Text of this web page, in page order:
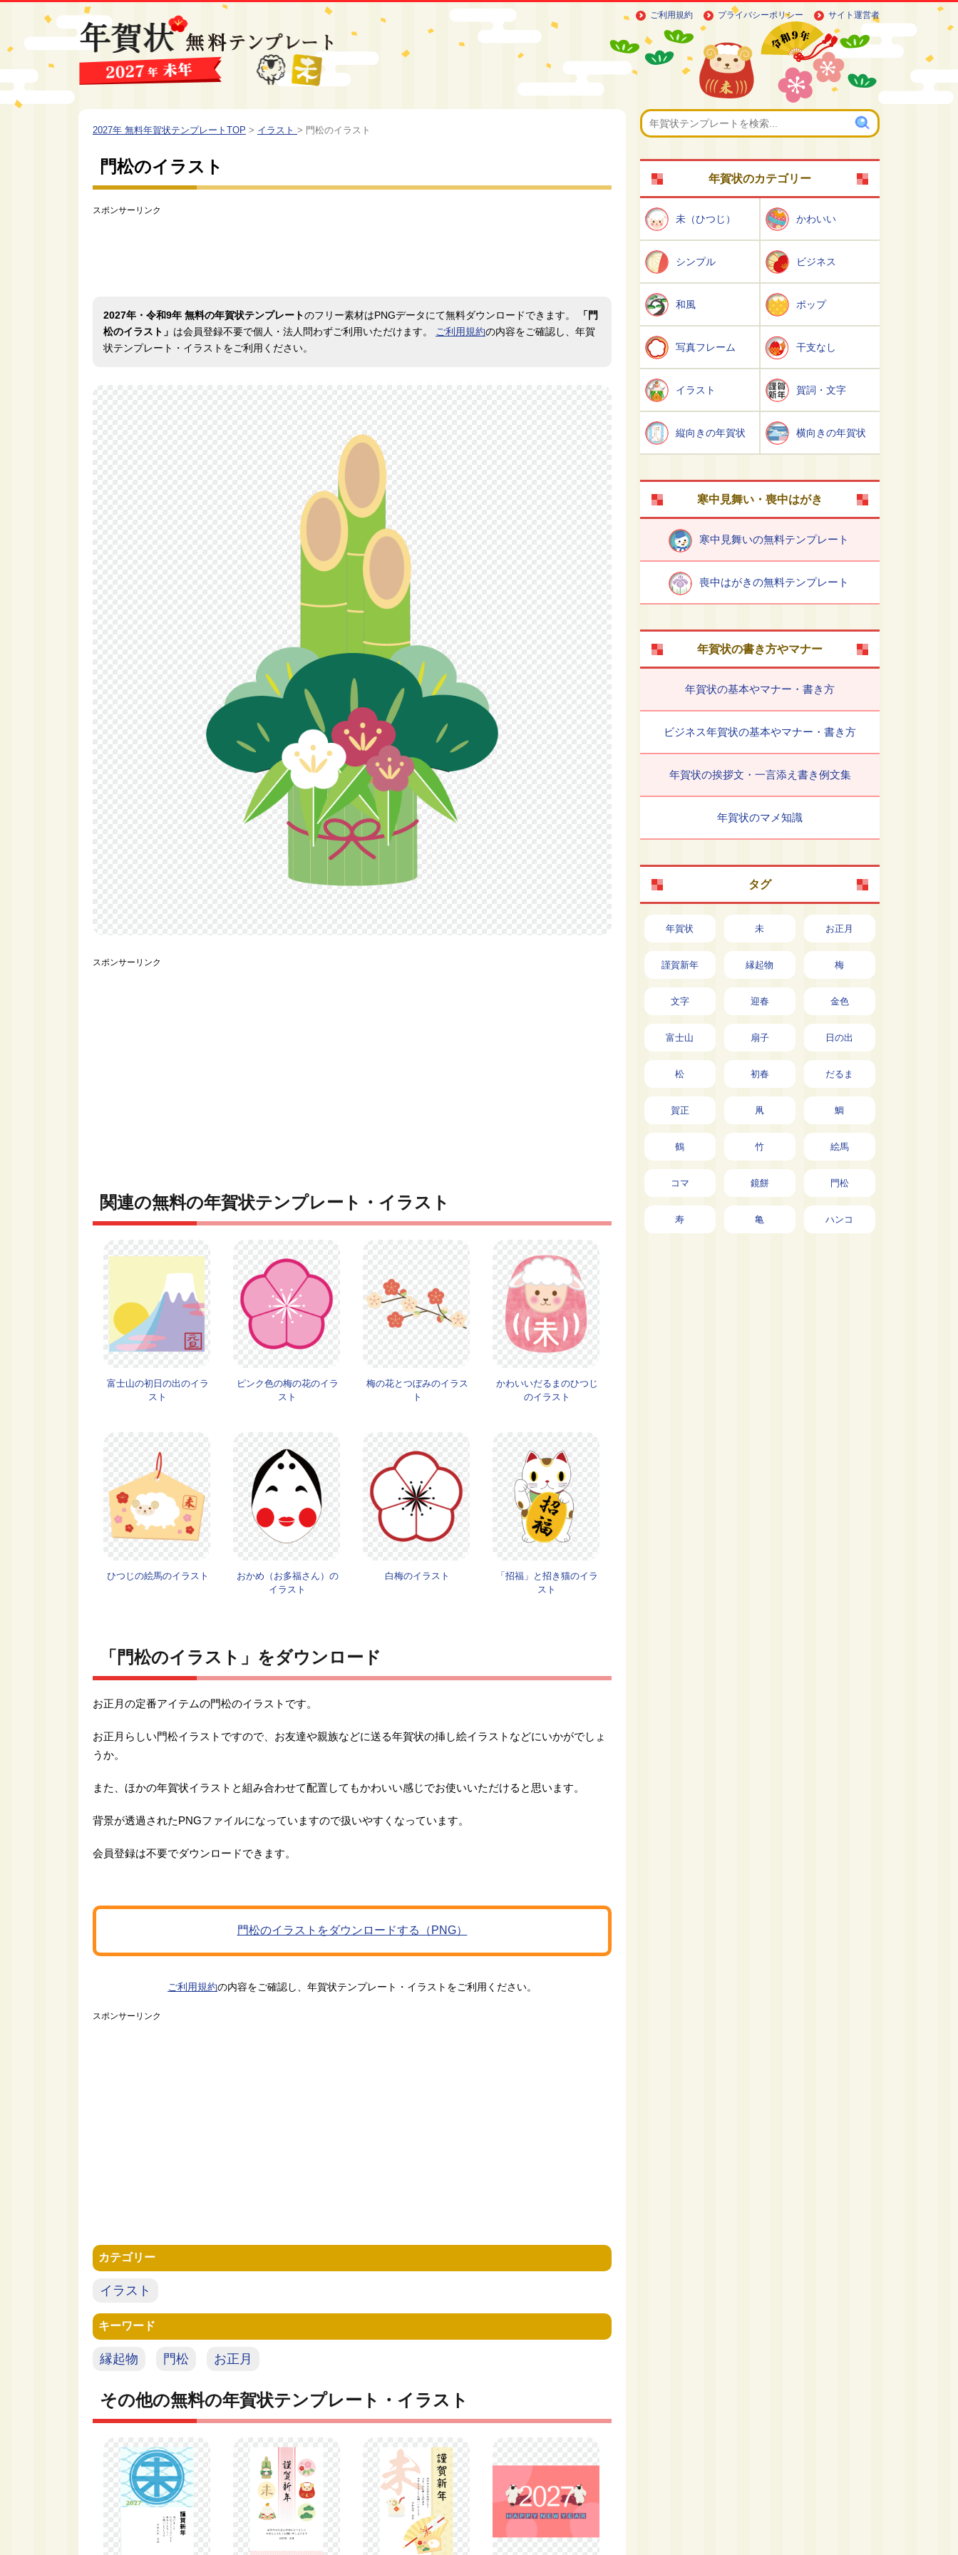
ご利用規約 プライバシーポリシー サイト運営者
2027年 無料年賀状テンプレートTOP > イラスト > 門松のイラスト
門松のイラスト
スポンサーリンク
2027年・令和9年 無料の年賀状テンプレートのフリー素材はPNGデータにて無料ダウンロードできます。
「門
松のイラスト」 は会員登録不要で個人・法人問わずご利用いただけます。 ご利用規約の内容をご確認し、年賀
状テンプレート・イラストをご利用ください。
スポンサーリンク
関連の無料の年賀状テンプレート・イラスト
富士山の初日の出のイラ
スト
ピンク色の梅の花のイラ
スト
梅の花とつぼみのイラス
ト
かわいいだるまのひつじ
のイラスト
ひつじの絵馬のイラスト
おかめ（お多福さん）の
イラスト
白梅のイラスト
「招福」と招き猫のイラ
スト
「門松のイラスト」をダウンロード
お正月の定番アイテムの門松のイラストです。
お正月らしい門松イラストですので、お友達や親族などに送る年賀状の挿し絵イラストなどにいかがでしょ
うか。
また、ほかの年賀状イラストと組み合わせて配置してもかわいい感じでお使いいただけると思います。
背景が透過されたPNGファイルになっていますので扱いやすくなっています。
会員登録は不要でダウンロードできます。
門松のイラストをダウンロードする（PNG）
ご利用規約の内容をご確認し、年賀状テンプレート・イラストをご利用ください。
スポンサーリンク
カテゴリー
イラスト
キーワード
縁起物 門松 お正月
その他の無料の年賀状テンプレート・イラスト
年賀状のカテゴリー
未（ひつじ） かわいい
シンプル ビジネス
和風 ポップ
写真フレーム 干支なし
イラスト 賀詞・文字
縦向きの年賀状 横向きの年賀状
寒中見舞い・喪中はがき
寒中見舞いの無料テンプレート
喪中はがきの無料テンプレート
年賀状の書き方やマナー
年賀状の基本やマナー・書き方
ビジネス年賀状の基本やマナー・書き方
年賀状の挨拶文・一言添え書き例文集
年賀状のマメ知識
タグ
年賀状 未 お正月
謹賀新年 縁起物 梅
文字 迎春 金色
富士山 扇子 日の出
松 初春 だるま
賀正 凧 鯛
鶴 竹 絵馬
コマ 鏡餅 門松
寿 亀 ハンコ